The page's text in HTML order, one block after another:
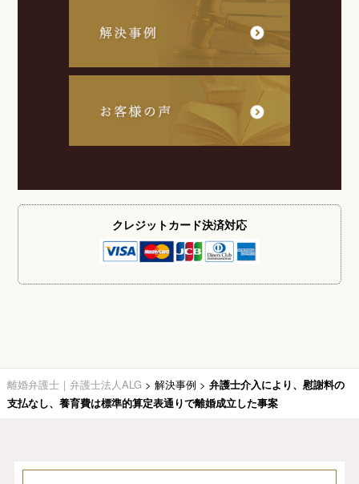
クレジットカード決済対応
離婚弁護士｜弁護士法人ALG > 解決事例 > 弁護士介入により、慰謝料の
支払なし、養育費は標準的算定表通りで離婚成立した事案